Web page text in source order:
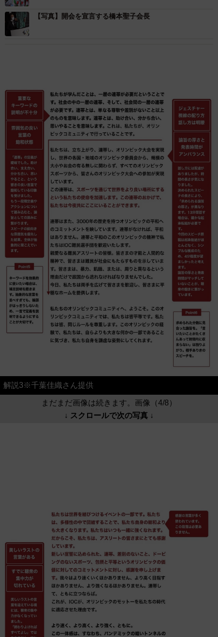
【写真】開会を宣言する橋本聖子会長
解説3※千葉佳織さん提供
まだまだ画像は続きます。画像（4/8）
↓ スクロールで次の写真 ↓